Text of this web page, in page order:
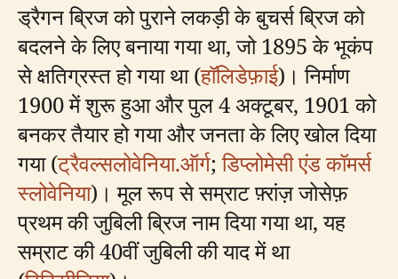
ड्रैगन ब्रिज को पुराने लकड़ी के बुचर्स ब्रिज को
बदलने के लिए बनाया गया था, जो 1895 के भूकंप
से क्षतिग्रस्त हो गया था (हॉलिडेफ़ाई)। निर्माण
1900 में शुरू हुआ और पुल 4 अक्टूबर, 1901 को
बनकर तैयार हो गया और जनता के लिए खोल दिया
गया (ट्रैवल्सलोवेनिया.ऑर्ग;डिप्लोमेसी एंड कॉमर्स
स्लोवेनिया)। मूल रूप से सम्राट फ़्रांज़ जोसेफ़
प्रथम की जुबिली ब्रिज नाम दिया गया था, यह
सम्राट की 40वीं जुबिली की याद में था